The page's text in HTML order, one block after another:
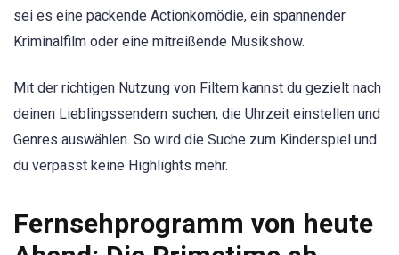
sei es eine packende Actionkomödie, ein spannender
Kriminalfilm oder eine mitreißende Musikshow.
Mit der richtigen Nutzung von Filtern kannst du gezielt nach
deinen Lieblingssendern suchen, die Uhrzeit einstellen und
Genres auswählen. So wird die Suche zum Kinderspiel und
du verpasst keine Highlights mehr.
Fernsehprogramm von heute